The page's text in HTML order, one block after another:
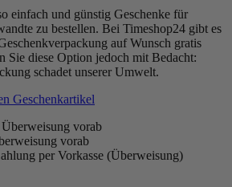
einfach und günstig Geschenke für
zu bestellen. Bei Timeshop24 gibt es
auf Wunsch gratis
Sie diese Option jedoch mit Bedacht:
schadet unserer Umwelt.
Geschenkartikel
vorab
per Vorkasse (Überweisung)